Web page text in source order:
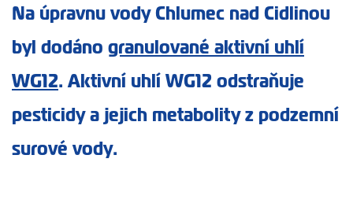
Na úpravnu vody Chlumec nad Cidlinou
byl dodáno granulované aktivní uhlí
WG12. Aktivní uhlí WG12 odstraňuje
pesticidy a jejich metabolity z podzemní
surové vody.